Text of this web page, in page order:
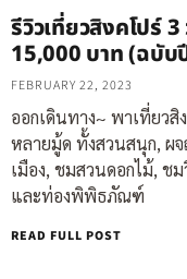
รีวิวเที่ยวสิงคโปร์
15,000 บาท (ฉบับ
FEBRUARY 22, 2023
ออกเดินทาง~ พาเที่ยวสิ
หลายมู้ด ทั้งสวนสนุก, ผ
เมือง, ชมสวนดอกไม้, ช
และท่องพิพิธภัณฑ์
READ FULL POST